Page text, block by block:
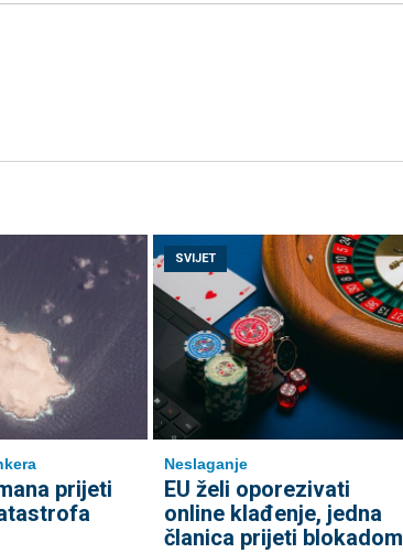
prijeti
SVIJET
Neslaganje
EU želi oporezivati
online klađenje, jedna
članica prijeti blokadom